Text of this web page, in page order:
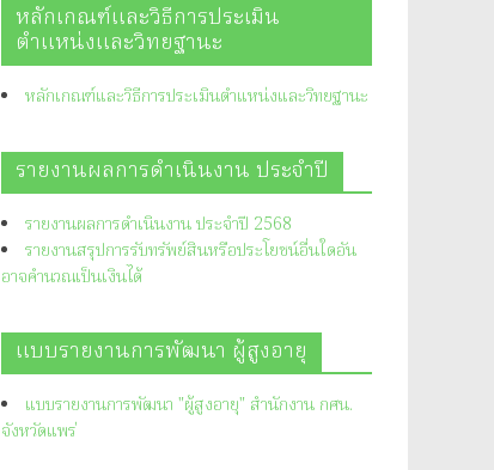
หลักเกณฑ์และวิธีการประเมิน
ตำแหน่งและวิทยฐานะ
หลักเกณฑ์และวิธีการประเมินตำแหน่งและวิทยฐานะ
รายงานผลการดำเนินงาน ประจำปี
รายงานผลการดำเนินงาน ประจำปี 2568
รายงานสรุปการรับทรัพย์สินหรือประโยชน์อื่นใดอัน
อาจคำนวณเป็นเงินได้
แบบรายงานการพัฒนา ผู้สูงอายุ
แบบรายงานการพัฒนา "ผู้สูงอายุ" สำนักงาน กศน.
จังหวัดแพร่